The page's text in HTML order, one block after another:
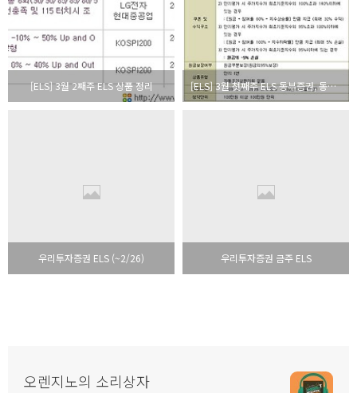
[ELS] 3월 2째주 ELS 상품 정리 [ELS] 3월 첫째주 ELS 동부증권, 동양종금, 한국투자증권
우리투자증권 ELS (~2/26) 우리투자증권 금주 ELS
오렌지노의 소리상자